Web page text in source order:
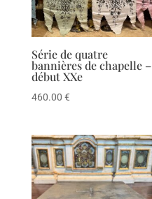
Série de quatre
bannières de chapelle –
début XXe
460.00 €